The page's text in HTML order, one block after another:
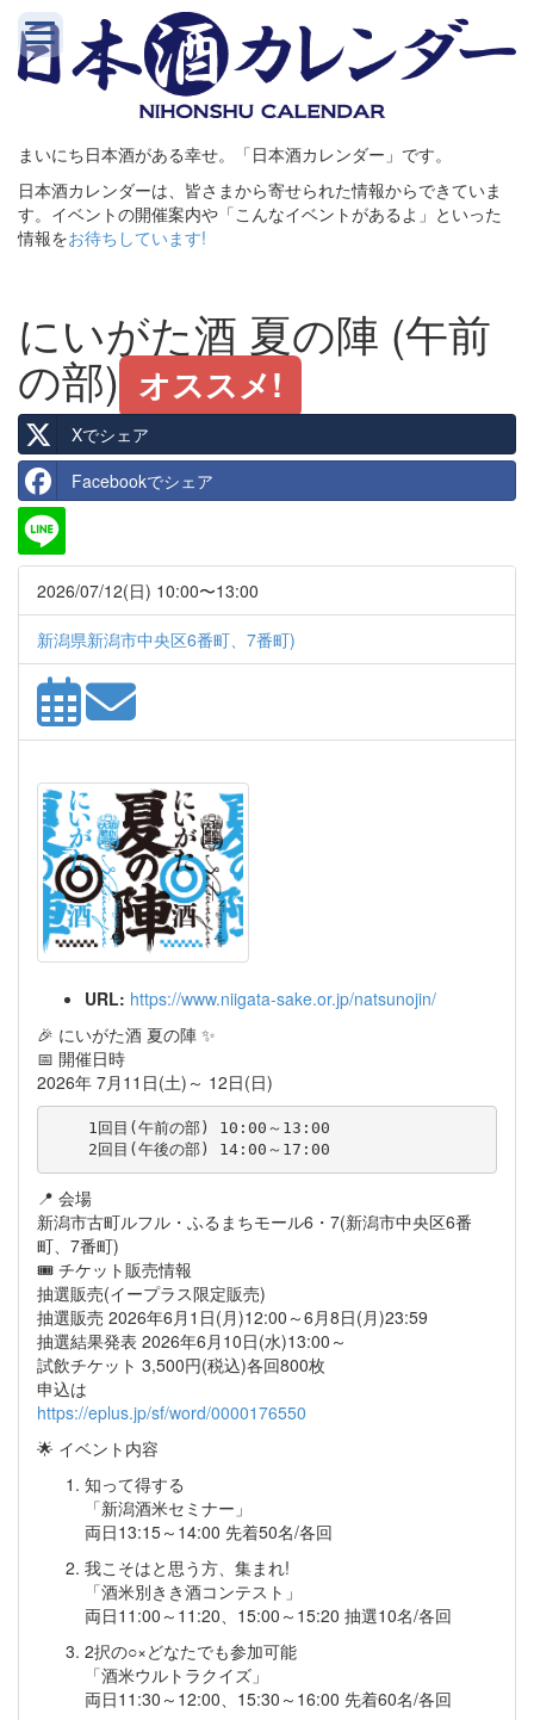
まいにち日本酒がある幸せ。「日本酒カレンダー」です。
日本酒カレンダーは、皆さまから寄せられた情報からできていま
す。イベントの開催案内や「こんなイベントがあるよ」といった
情報をお待ちしています!
にいがた酒 夏の陣 (午前
の部) オススメ!
Xでシェア
Facebookでシェア
2026/07/12(日) 10:00〜13:00
新潟県新潟市中央区6番町、7番町)
URL: https://www.niigata-sake.or.jp/natsunojin/
🎉 にいがた酒 夏の陣 ✨
📅 開催日時
2026年 7月11日(土)～ 12日(日)
📍 会場
新潟市古町ルフル・ふるまちモール6・7(新潟市中央区6番
町、7番町)
🎟️ チケット販売情報
抽選販売(イープラス限定販売)
抽選販売 2026年6月1日(月)12:00～6月8日(月)23:59
抽選結果発表 2026年6月10日(水)13:00～
試飲チケット 3,500円(税込)各回800枚
申込は
https://eplus.jp/sf/word/0000176550
🌟 イベント内容
知って得する
「新潟酒米セミナー」
両日13:15～14:00 先着50名/各回
我こそはと思う方、集まれ!
「酒米別きき酒コンテスト」
両日11:00～11:20、15:00～15:20 抽選10名/各回
2択の○×どなたでも参加可能
「酒米ウルトラクイズ」
両日11:30～12:00、15:30～16:00 先着60名/各回